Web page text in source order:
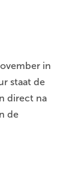
in
staat de
direct na
de